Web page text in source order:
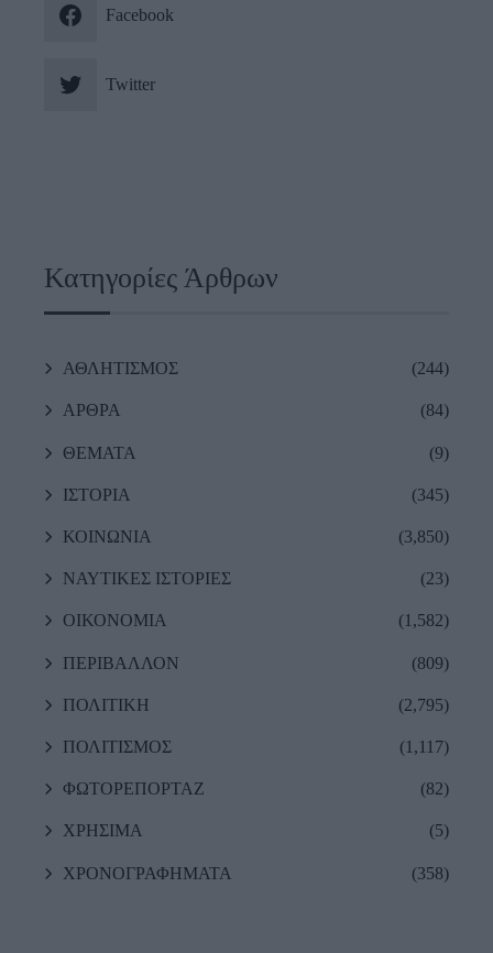
Facebook
Twitter
Κατηγορίες Άρθρων
ΑΘΛΗΤΙΣΜΟΣ (244)
ΑΡΘΡΑ (84)
ΘΕΜΑΤΑ (9)
ΙΣΤΟΡΙΑ (345)
ΚΟΙΝΩΝΙΑ (3,850)
ΝΑΥΤΙΚΕΣ ΙΣΤΟΡΙΕΣ (23)
ΟΙΚΟΝΟΜΙΑ (1,582)
ΠΕΡΙΒΑΛΛΟΝ (809)
ΠΟΛΙΤΙΚΗ (2,795)
ΠΟΛΙΤΙΣΜΟΣ (1,117)
ΦΩΤΟΡΕΠΟΡΤΑΖ (82)
ΧΡΗΣΙΜΑ (5)
ΧΡΟΝΟΓΡΑΦΗΜΑΤΑ (358)